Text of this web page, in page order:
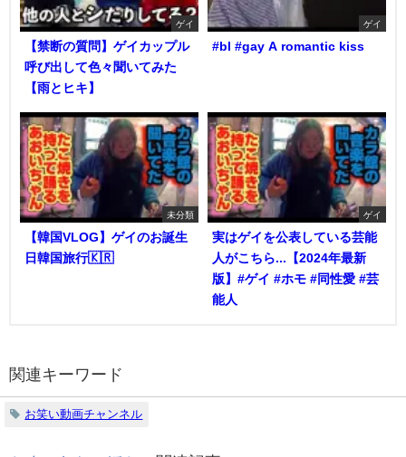
ゲイ
【禁断の質問】ゲイカップル
呼び出して色々聞いてみた
【雨とヒキ】
ゲイ
#bl #gay A romantic kiss
未分類
【韓国VLOG】ゲイのお誕生
日韓国旅行🇰🇷
ゲイ
実はゲイを公表している芸能
人がこちら...【2024年最新
版】#ゲイ #ホモ #同性愛 #芸
能人
関連キーワード
お笑い動画チャンネル